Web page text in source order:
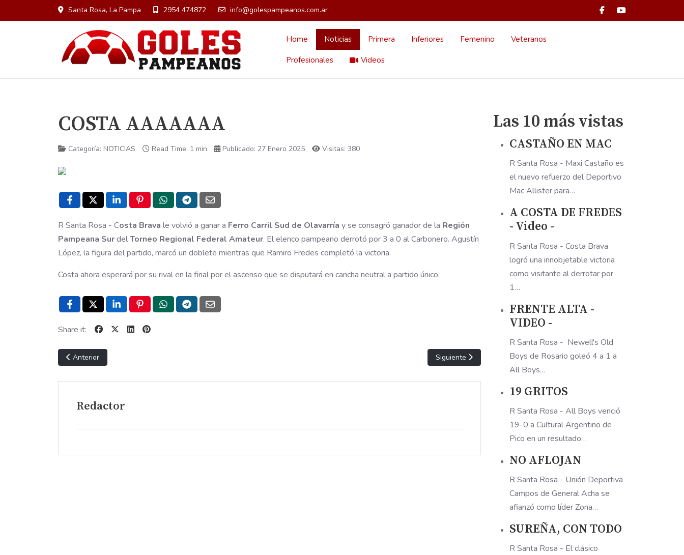
Santa Rosa, La Pampa 2954 474872 info@golespampeanos.com.ar
Home Noticias Primera Inferiores Femenino Veteranos
Profesionales Videos
COSTA AAAAAAA
Categoría: NOTICIAS Read Time: 1 min Publicado: 27 Enero 2025 Visitas: 380
R Santa Rosa - Costa Brava le volvió a ganar a Ferro Carril Sud de Olavarría y se consagró ganador de la Región
Pampeana SurdelTorneo Regional Federal Amateur. El elenco pampeano derrotó por 3 a 0 al Carbonero. Agustín
López, la figura del partido, marcó un doblete mientras que Ramiro Fredes completó la victoria.
Costa ahora esperará por su rival en la final por el ascenso que se disputará en cancha neutral a partido único.
Share it:
Artículo anterior: PROVINCIAL DE INFERIORES
Anterior Artículo siguiente: POPURRI DE FUTBOL
Siguiente
Redactor
Las 10 más vistas
CASTAÑO EN MAC
R Santa Rosa - Maxi Castaño es
el nuevo refuerzo del Deportivo
Mac Allister para…
A COSTA DE FREDES
- Video -
R Santa Rosa - Costa Brava
logró una innobjetable victoria
como visitante al derrotar por
1…
FRENTE ALTA -
VIDEO -
R Santa Rosa - Newell's Old
Boys de Rosario goleó 4 a 1 a
All Boys…
19 GRITOS
R Santa Rosa - All Boys venció
19-0 a Cultural Argentino de
Pico en un resultado…
NO AFLOJAN
R Santa Rosa - Unión Deportiva
Campos de General Acha se
afianzó como líder Zona…
SUREÑA, CON TODO
R Santa Rosa - El clásico